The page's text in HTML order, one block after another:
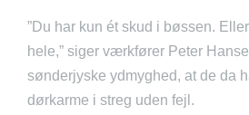
”Du har kun ét skud i bøssen.
hele,” siger værkfører Peter
sønderjyske ydmyghed, at de da
dørkarme i streg uden fejl.